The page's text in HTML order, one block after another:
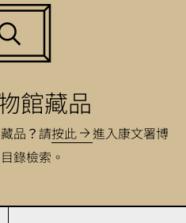
館藏品
品？請按此
進入康文署博
錄檢索。